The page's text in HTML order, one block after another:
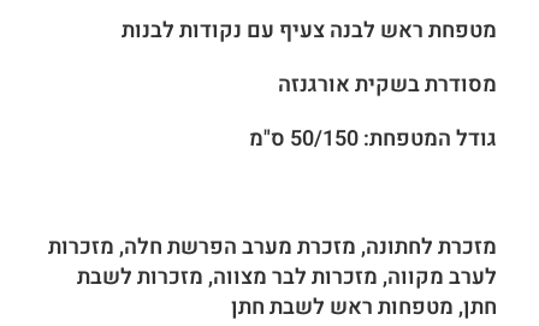
מטפחת ראש לבנה צעיף עם נקודות לבנות
מסודרתבשקית אורגנזה
גודל המטפחת: 50/150 ס"מ
מזכרת לחתונה, מזכרת מערב הפרשת חלה, מזכרות
לערב מקווה, מזכרות לבר מצווה, מזכרות לשבת
חתן, מטפחות ראש לשבת חתן